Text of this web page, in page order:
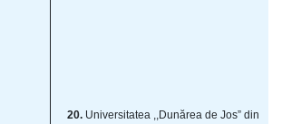
20. Universitatea ,,Dunărea de Jos” din